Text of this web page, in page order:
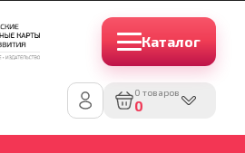
Каталог
0 товаров
0